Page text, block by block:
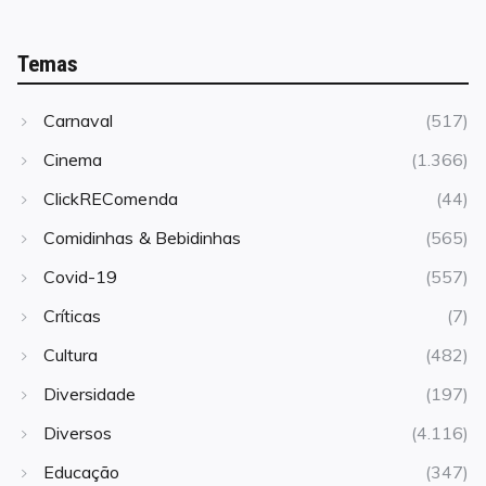
Temas
Carnaval
(517)
Cinema
(1.366)
ClickREComenda
(44)
Comidinhas & Bebidinhas
(565)
Covid-19
(557)
Críticas
(7)
Cultura
(482)
Diversidade
(197)
Diversos
(4.116)
Educação
(347)